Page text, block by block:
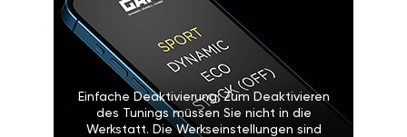
Einfache Deaktivierung: Zum Deaktivieren
des Tunings müssen Sie nicht in die
Werkstatt. Die Werkseinstellungen sind